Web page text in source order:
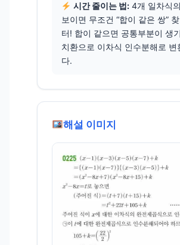
시간 줄이는 법:4개 일차식
보이면 무조건 “합이 같은 쌍”
터! 합이 같으면 공통부분이 생
치환으로 이차식 인수분해로 변
다.
해설 이미지